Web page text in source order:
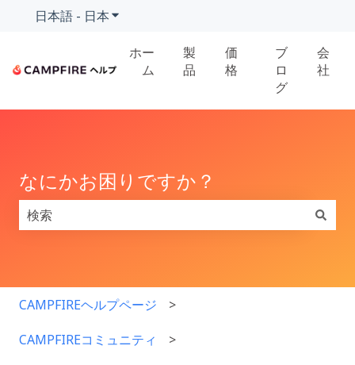
日本語 - 日本翻訳のサブメニューを表示
ホー
ム
製
品
価
格
ブ
ロ
グ
会
社
なにかお困りですか？
CAMPFIREヘルプページ
CAMPFIREコミュニティ